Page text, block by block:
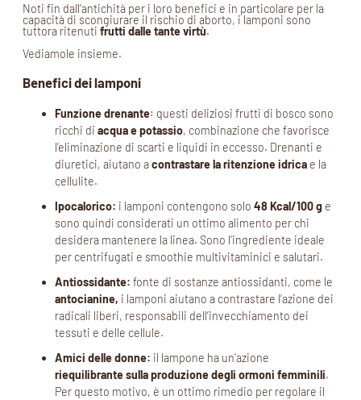
Noti fin dall’antichità per i loro benefici e in particolare per la
capacità di scongiurare il rischio di aborto, i lamponi sono
tuttora ritenuti frutti dalle tante virtù.
Vediamole insieme.
Benefici dei lamponi
Funzione drenante: questi deliziosi frutti di bosco sono
ricchi di acqua e potassio, combinazione che favorisce
l’eliminazione di scarti e liquidi in eccesso. Drenanti e
diuretici, aiutano acontrastare la ritenzione idrica e la
cellulite.
Ipocalorico: i lamponi contengono solo 48 Kcal/100 g e
sono quindi considerati un ottimo alimento per chi
desidera mantenere la linea. Sono l’ingrediente ideale
per centrifugati e smoothie multivitaminici e salutari.
Antiossidante: fonte di sostanze antiossidanti, come le
antocianine, i lamponi aiutano a contrastare l’azione dei
radicali liberi, responsabili dell’invecchiamento dei
tessuti e delle cellule.
Amici delle donne: il lampone ha un’azione
riequilibrante sulla produzione degli ormoni femminili.
Per questo motivo, è un ottimo rimedio per regolare il